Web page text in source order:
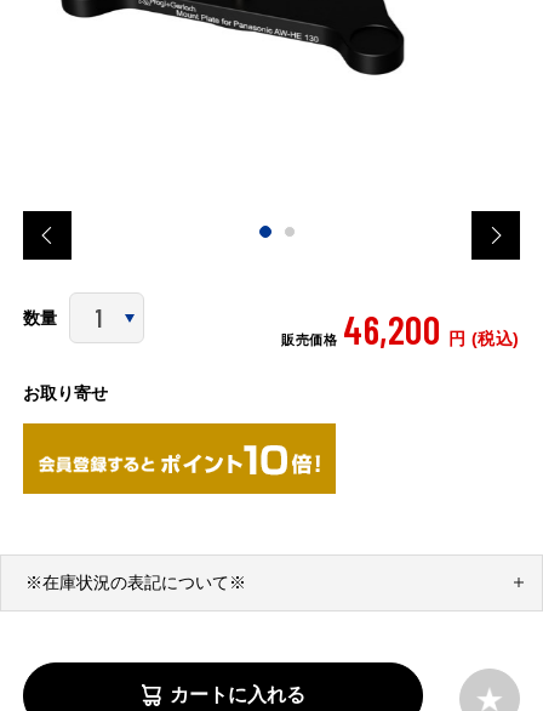
数量
販売価格 46,200 円 (税込)
お取り寄せ
※在庫状況の表記について※
カートに入れる